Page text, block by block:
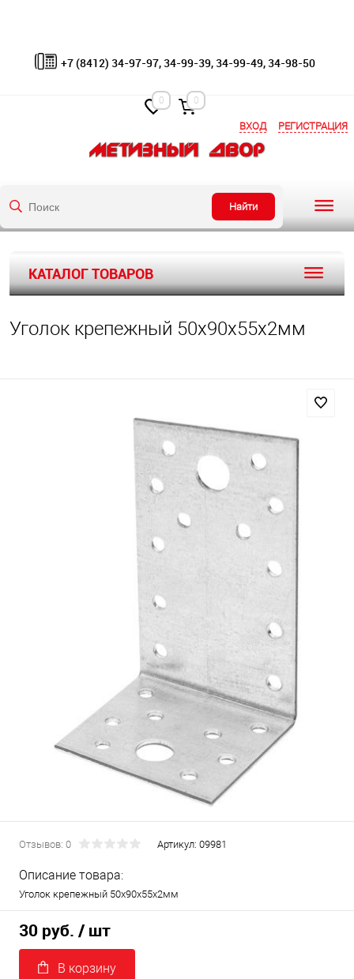
ВХОД РЕГИСТРАЦИЯ
Найти
+7 (8412) 34-97-97, 34-99-39, 34-99-49, 34-98-50
0 0
КАТАЛОГ ТОВАРОВ
Уголок крепежный 50х90х55х2мм
Отзывов: 0 Артикул: 09981
Описание товара:
Уголок крепежный 50х90х55х2мм
30 руб. / шт
В корзину